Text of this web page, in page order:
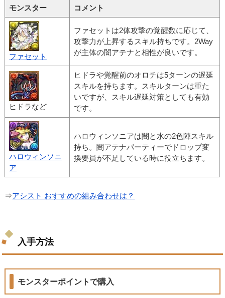
モンスター コメント
ファセット
ファセットは2体攻撃の覚醒数に応じて、
攻撃力が上昇するスキル持ちです。2Way
が主体の闇アテナと相性が良いです。
ヒドラなど
ヒドラや覚醒前のオロチは5ターンの遅延
スキルを持ちます。スキルターンは重た
いですが、スキル遅延対策としても有効
です。
ハロウィンソニ
ア
ハロウィンソニアは闇と水の2色陣スキル
持ち。闇アテナパーティーでドロップ変
換要員が不足している時に役立ちます。
⇒アシスト おすすめの組み合わせは？
入手方法
モンスターポイントで購入